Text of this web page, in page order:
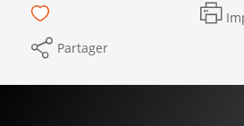
Partager